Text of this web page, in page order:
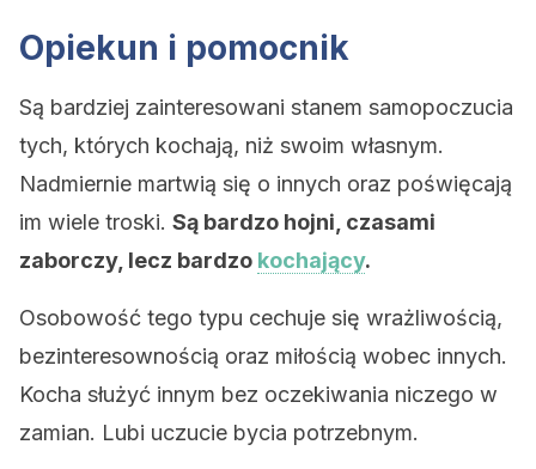
Opiekun i pomocnik
Są bardziej zainteresowani stanem samopoczucia
tych, których kochają, niż swoim własnym.
Nadmiernie martwią się o innych oraz poświęcają
im wiele troski. Są bardzo hojni, czasami
zaborczy, lecz bardzo kochający.
Osobowość tego typu cechuje się wrażliwością,
bezinteresownością oraz miłością wobec innych.
Kocha służyć innym bez oczekiwania niczego w
zamian. Lubi uczucie bycia potrzebnym.